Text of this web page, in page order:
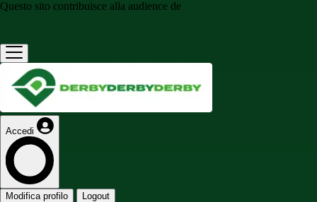
Questo sito contribuisce alla audience de
Accedi
Modifica profilo Logout